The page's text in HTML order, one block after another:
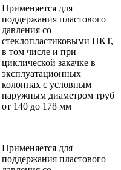
Применяется для
поддержания пластового
давления со
стеклопластиковыми НКТ,
в том числе и при
циклической закачке в
эксплуатационных
колоннах с условным
наружным диаметром труб
от 140 до 178 мм
Применяется для
поддержания пластового